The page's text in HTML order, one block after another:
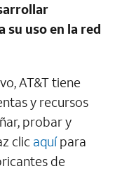
su uso en la red
AT&Ttiene
y recursos
probar y
clic aquípara
de